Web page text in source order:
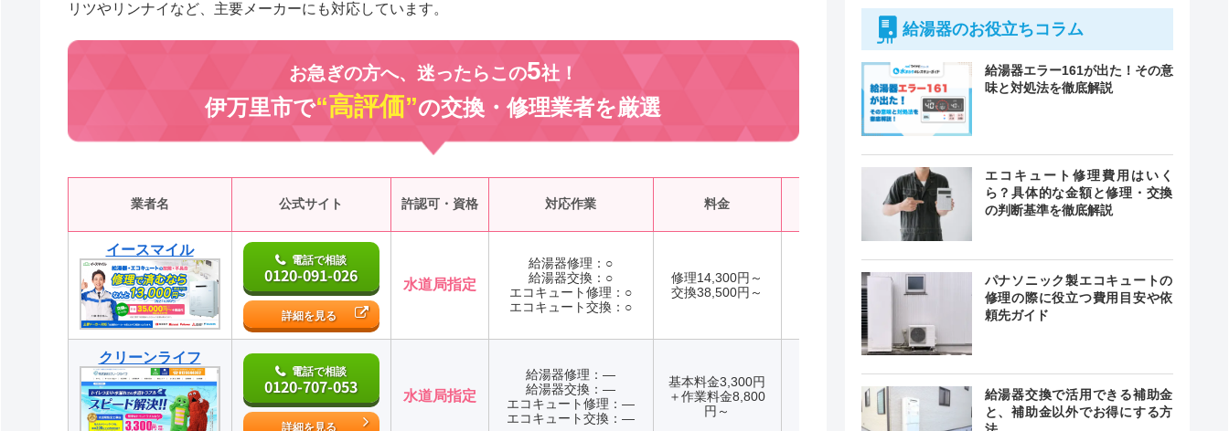
リツやリンナイなど、主要メーカーにも対応しています。
お急ぎの方へ、迷ったらこの5社！
伊万里市で“高評価”の交換・修理業者を厳選
業者名 公式サイト 許認可・資格 対応作業 料金 緊急駆けつけ
イースマイル
電話で相談
0120-091-026
詳細を見る
水道局指定
給湯器修理：○
給湯器交換：○
エコキュート修理：○
エコキュート交換：○
修理14,300円～
交換38,500円～
最短20分
クリーンライフ
電話で相談
0120-707-053
詳細を見る
水道局指定
給湯器修理：―
給湯器交換：―
エコキュート修理：―
エコキュート交換：―
基本料金3,300円
＋作業料金8,800
円～
最短30分
給湯器のお役立ちコラム
給湯器エラー161が出た！その意
味と対処法を徹底解説
エコキュート修理費用はいく
ら？具体的な金額と修理・交換
の判断基準を徹底解説
パナソニック製エコキュートの
修理の際に役立つ費用目安や依
頼先ガイド
給湯器交換で活用できる補助金
と、補助金以外でお得にする方